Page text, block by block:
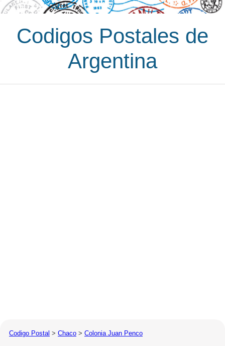
Codigos Postales de
Argentina
Codigo Postal > Chaco > Colonia Juan Penco